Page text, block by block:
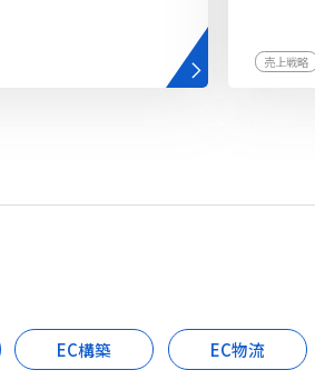
売上戦略
EC構築 EC物流